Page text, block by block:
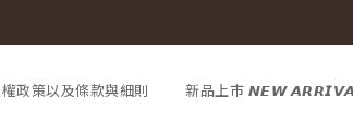
政策以及條款與細則 新品上市 𝙉𝙀𝙒